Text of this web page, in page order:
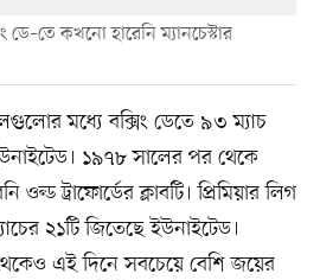
কখনো হারেনি ম্যানচেস্টার
মধ্যে বক্সিং ডেতে ৯৩ ম্যাচ
১৯৭৮ সালের পর থেকে
ওল্ড ট্রাফোর্ডের ক্লাবটি। প্রিমিয়ার লিগ
২১টি জিতেছে ইউনাইটেড।
এই দিনে সবচেয়ে বেশি জয়ের